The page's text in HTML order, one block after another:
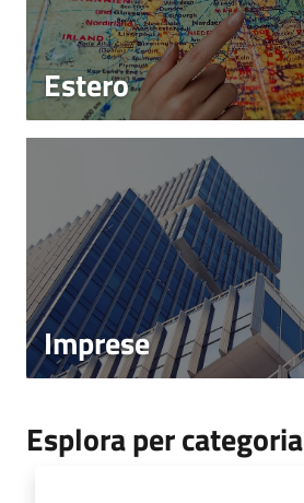
Estero
Imprese
Esplora per categoria